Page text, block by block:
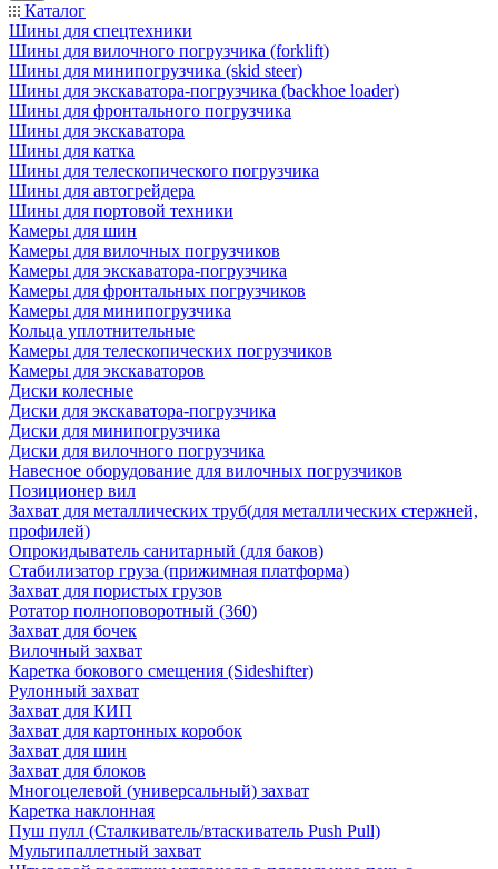
Каталог
Шины для спецтехники
Шины для вилочного погрузчика (forklift)
Шины для минипогрузчика (skid steer)
Шины для экскаватора-погрузчика (backhoe loader)
Шины для фронтального погрузчика
Шины для экскаватора
Шины для катка
Шины для телескопического погрузчика
Шины для автогрейдера
Шины для портовой техники
Камеры для шин
Камеры для вилочных погрузчиков
Камеры для экскаватора-погрузчика
Камеры для фронтальных погрузчиков
Камеры для минипогрузчика
Кольца уплотнительные
Камеры для телескопических погрузчиков
Камеры для экскаваторов
Диски колесные
Диски для экскаватора-погрузчика
Диски для минипогрузчика
Диски для вилочного погрузчика
Навесное оборудование для вилочных погрузчиков
Позиционер вил
Захват для металлических труб(для металлических стержней,
профилей)
Опрокидыватель санитарный (для баков)
Стабилизатор груза (прижимная платформа)
Захват для пористых грузов
Ротатор полноповоротный (360)
Захват для бочек
Вилочный захват
Каретка бокового смещения (Sideshifter)
Рулонный захват
Захват для КИП
Захват для картонных коробок
Захват для шин
Захват для блоков
Многоцелевой (универсальный) захват
Каретка наклонная
Пуш пулл (Сталкиватель/втаскиватель Push Pull)
Мультипаллетный захват